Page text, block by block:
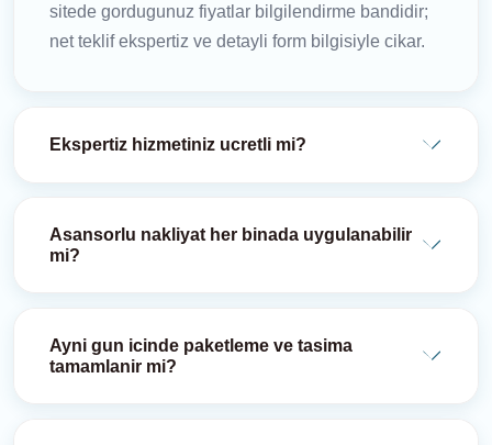
sitede gordugunuz fiyatlar bilgilendirme bandidir;
net teklif ekspertiz ve detayli form bilgisiyle cikar.
Ekspertiz hizmetiniz ucretli mi?
Asansorlu nakliyat her binada uygulanabilir
mi?
Ayni gun icinde paketleme ve tasima
tamamlanir mi?